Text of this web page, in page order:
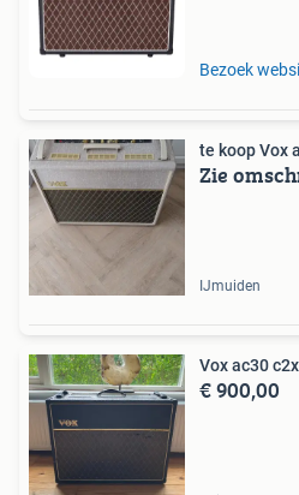
Bezoek
te koop Vox
Zie
IJmuiden
Vox ac30 c2x
€ 900,00